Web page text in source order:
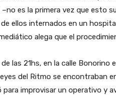
es la primera vez que esto
ellos internados en un
alega que el
las 21hs, en la calle Bonorino
del Ritmo se encontraban
para improvisar un operativo y